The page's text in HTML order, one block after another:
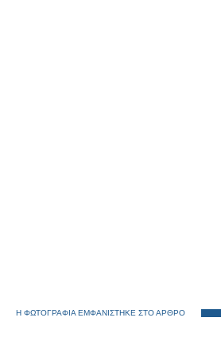
Η ΦΩΤΟΓΡΑΦΙΑ ΕΜΦΑΝΙΣΤΗΚΕ ΣΤΟ ΑΡΘΡΟ